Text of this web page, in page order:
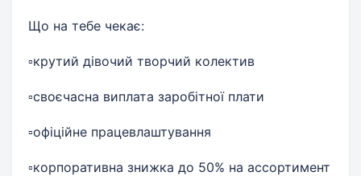
Що на тебе чекає:
▫️крутий дівочий творчий колектив
▫️своєчасна виплата заробітної плати
▫️офіційне працевлаштування
▫️корпоративна знижка до 50% на ассортимент